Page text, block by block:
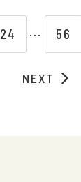
24 ⋯ 56
NEXT